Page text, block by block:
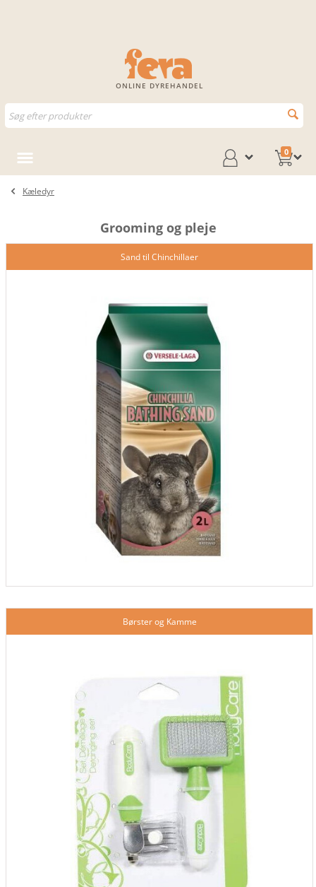
ONLINE DYREHANDEL
0
Kæledyr
Grooming og pleje
Sand til Chinchillaer
Børster og Kamme